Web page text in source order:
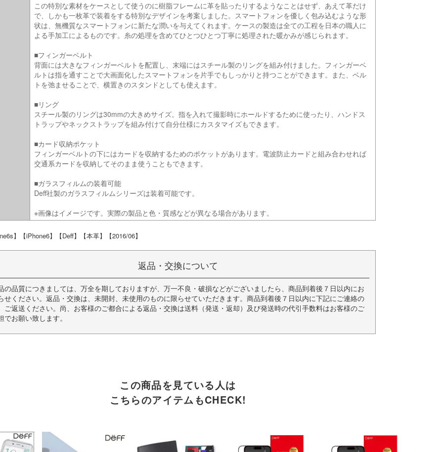
この特別な素材をケースとして使うのに樹脂フレームに革を貼ったりするようなことはせず、あえて革だけ
で、しかも一枚革で装着をする特別なデザインを考案しました。スマートフォンを優しく包み込むような形
状は、無機質なスマートフォンに新たな潤いを与えてくれます。ケースの製造は全ての工程を日本の職人に
よる手加工によるものです。糸の処理を含めてひとつひとつ丁寧に処理された暖かみが感じられます。
■フィンガーベルト
背面には大きなフィンガーベルトを配置し、末端にはスチール製のリングを組み付けました。フィンガーベ
ルトは指を通すことで大画面化したスマートフォンを片手でもしっかりと持つことができます。また、ベル
トを弛ませることで、横置きのスタンドとしても使えます。
■リング
スチール製のリングは30mmの大きめサイズ。指を入れて撮影時にホールドするために使ったり、ハンドス
トラップやネックストラップを組み付けて自分仕様にカスタマイズもできます。
■カード収納ポケット
フィンガーベルトの下にはカードを収納するためのポケットがあります。電波防止カードと組み合わせれば
交通系カードを収納してそのまま使うこともできます。
■ガラスフィルムの装着可能
Deff社製のガラスフィルムシリーズは装着可能です。
※画像はイメージです。実際の製品と色・質感などが異なる場合があります。
】【iPhone6】【Deff】【本革】【2016/06】
返品・交換について
の品質につきましては、万全を期しておりますが、万一不良・破損などがございましたら、商品到着後７日以内にお
せください。返品・交換は、未開封、未使用のものに限らせていただきます。商品到着後７日以内に下記にご連絡の
ご返送ください。尚、お客様のご都合による返品・交換は送料（発送・返却）及び発送時の代引手数料はお客様のご
でお願い致します。
この商品を見ている人は
こちらのアイテムもCHECK!